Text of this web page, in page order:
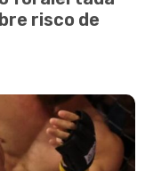
risco de